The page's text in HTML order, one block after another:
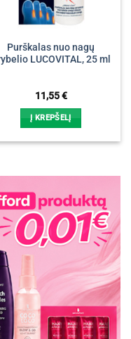
Purškalas nuo nagų
LUCOVITAL, 25 ml
11,55€
Į KREPŠELĮ